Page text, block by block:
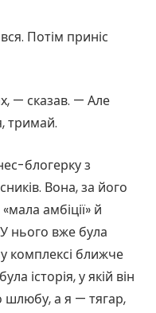
Потім приніс
— сказав. — Але
тримай.
блогерку з
Вона, за його
амбіції» й
нього вже була
комплексі ближче
історія, у якій він
шлюбу, а я — тягар,